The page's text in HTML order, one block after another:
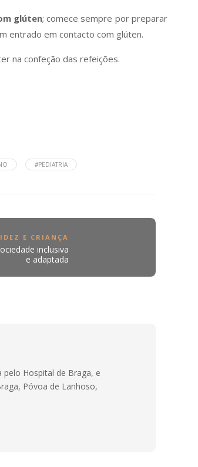
glúten; comece sempre por preparar
entrado em contacto com glúten.
na confeção das refeições.
#PEDIATRIA
E CRIANÇA
inclusiva
e adaptada
pelo Hospital de Braga, e
Póvoa de Lanhoso,